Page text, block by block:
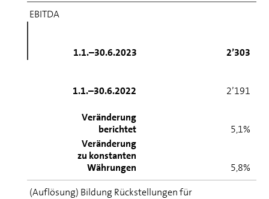
EBITDA
1.1.–30.6.2023 2’303
1.1.–30.6.2022 2’191
Veränderung
berichtet
5,1%
Veränderung
zu konstanten
Währungen
5,8%
(Auflösung) Bildung Rückstellungen für